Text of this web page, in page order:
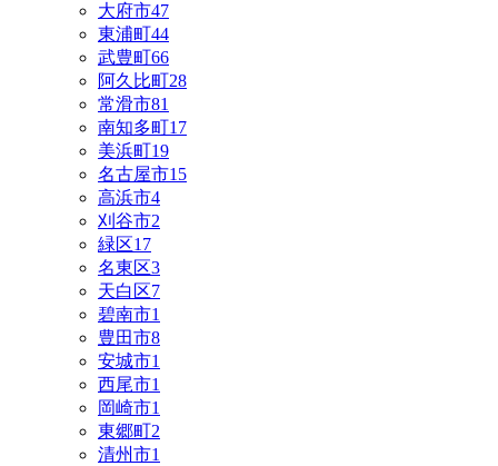
大府市47
東浦町44
武豊町66
阿久比町28
常滑市81
南知多町17
美浜町19
名古屋市15
高浜市4
刈谷市2
緑区17
名東区3
天白区7
碧南市1
豊田市8
安城市1
西尾市1
岡崎市1
東郷町2
清州市1